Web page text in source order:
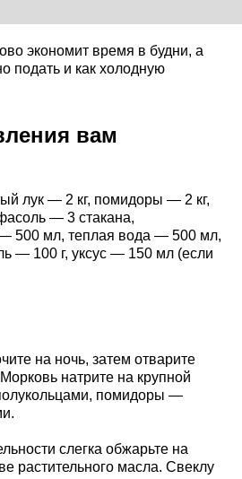
экономит время в будни, а
подать и как холодную
вам
лук — 2 кг, помидоры — 2 кг,
— 3 стакана,
500 мл, теплая вода — 500 мл,
— 100 г, уксус — 150 мл (если
на ночь, затем отварите
натрите на крупной
помидоры —
слегка обжарьте на
растительного масла. Свеклу